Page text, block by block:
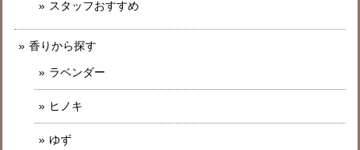
スタッフおすすめ
香りから探す
ラベンダー
ヒノキ
ゆず